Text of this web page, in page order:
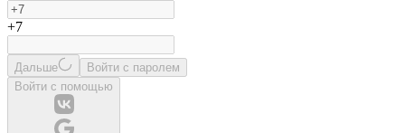
+7
Дальше
Войти с паролем
Войти с помощью